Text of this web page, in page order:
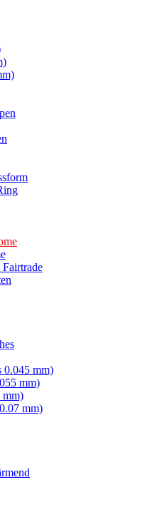
0.045 mm)
mm)
mm)
mm)